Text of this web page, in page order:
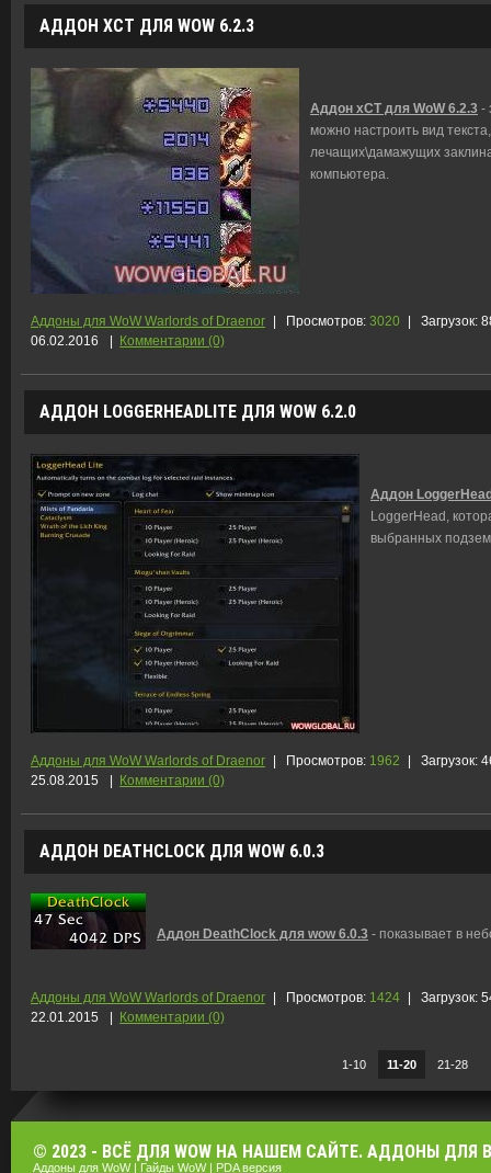
АДДОН XCT ДЛЯ WOW 6.2.3
Аддон xCT для WoW 6.2.3 -
можно настроить вид
лечащих\дамажущих
компьютера.
Аддоны для WoW Warlords of Draenor | Просмотров: 3020 | Загрузок:
06.02.2016
| Комментарии (0)
АДДОН LOGGERHEADLITE ДЛЯ WOW 6.2.0
Аддон
LoggerHead,
выбранных
Аддоны для WoW Warlords of Draenor | Просмотров: 1962 | Загрузок:
25.08.2015
| Комментарии (0)
АДДОН DEATHCLOCK ДЛЯ WOW 6.0.3
Аддон DeathClock для wow 6.0.3 - показывает в
Аддоны для WoW Warlords of Draenor | Просмотров: 1424 | Загрузок:
22.01.2015
| Комментарии (0)
1-10 11-20 21-28
© 2023 - ВСЁ ДЛЯ WOW НА НАШЕМ САЙТЕ. АДДОНЫ ДЛЯ
Аддоны для WoW| Гайды WoW| PDA версия